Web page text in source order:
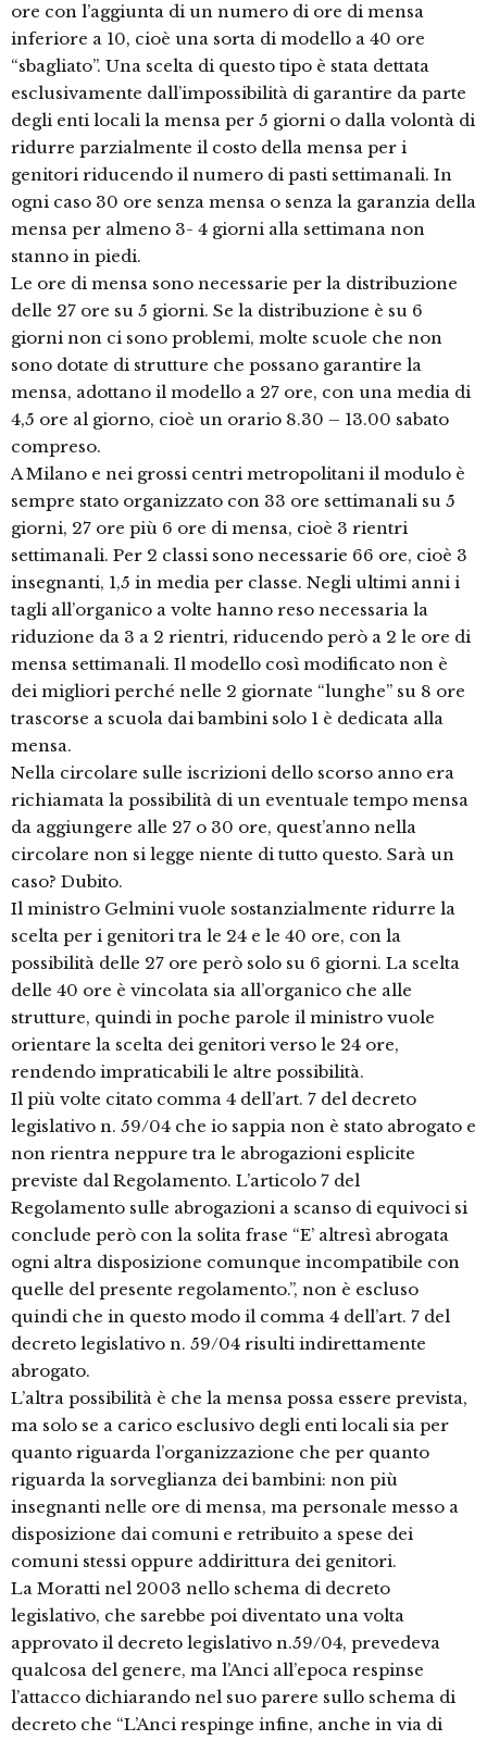
ore con l’aggiunta di un numero di ore di mensa
inferiore a 10, cioè una sorta di modello a 40 ore
“sbagliato”. Una scelta di questo tipo è stata dettata
esclusivamente dall’impossibilità di garantire da parte
degli enti locali la mensa per 5 giorni o dalla volontà di
ridurre parzialmente il costo della mensa per i
genitori riducendo il numero di pasti settimanali. In
ogni caso 30 ore senza mensa o senza la garanzia della
mensa per almeno 3- 4 giorni alla settimana non
stanno in piedi.
Le ore di mensa sono necessarie per la distribuzione
delle 27 ore su 5 giorni. Se la distribuzione è su 6
giorni non ci sono problemi, molte scuole che non
sono dotate di strutture che possano garantire la
mensa, adottano il modello a 27 ore, con una media di
4,5 ore al giorno, cioè un orario 8.30 – 13.00 sabato
compreso.
A Milano e nei grossi centri metropolitani il modulo è
sempre stato organizzato con 33 ore settimanali su 5
giorni, 27 ore più 6 ore di mensa, cioè 3 rientri
settimanali. Per 2 classi sono necessarie 66 ore, cioè 3
insegnanti, 1,5 in media per classe. Negli ultimi anni i
tagli all’organico a volte hanno reso necessaria la
riduzione da 3 a 2 rientri, riducendo però a 2 le ore di
mensa settimanali. Il modello così modificato non è
dei migliori perché nelle 2 giornate “lunghe” su 8 ore
trascorse a scuola dai bambini solo 1 è dedicata alla
mensa.
Nella circolare sulle iscrizioni dello scorso anno era
richiamata la possibilità di un eventuale tempo mensa
da aggiungere alle 27 o 30 ore, quest’anno nella
circolare non si legge niente di tutto questo. Sarà un
caso? Dubito.
Il ministro Gelmini vuole sostanzialmente ridurre la
scelta per i genitori tra le 24 e le 40 ore, con la
possibilità delle 27 ore però solo su 6 giorni. La scelta
delle 40 ore è vincolata sia all’organico che alle
strutture, quindi in poche parole il ministro vuole
orientare la scelta dei genitori verso le 24 ore,
rendendo impraticabili le altre possibilità.
Il più volte citato comma 4 dell’art. 7 del decreto
legislativo n. 59/04 che io sappia non è stato abrogato e
non rientra neppure tra le abrogazioni esplicite
previste dal Regolamento. L’articolo 7 del
Regolamento sulle abrogazioni a scanso di equivoci si
conclude però con la solita frase “E’ altresì abrogata
ogni altra disposizione comunque incompatibile con
quelle del presente regolamento.”, non è escluso
quindi che in questo modo il comma 4 dell’art. 7 del
decreto legislativo n. 59/04 risulti indirettamente
abrogato.
L’altra possibilità è che la mensa possa essere prevista,
ma solo se a carico esclusivo degli enti locali sia per
quanto riguarda l’organizzazione che per quanto
riguarda la sorveglianza dei bambini: non più
insegnanti nelle ore di mensa, ma personale messo a
disposizione dai comuni e retribuito a spese dei
comuni stessi oppure addirittura dei genitori.
La Moratti nel 2003 nello schema di decreto
legislativo, che sarebbe poi diventato una volta
approvato il decreto legislativo n.59/04, prevedeva
qualcosa del genere, ma l’Anci all’epoca respinse
l’attacco dichiarando nel suo parere sullo schema di
decreto che “L’Anci respinge infine, anche in via di